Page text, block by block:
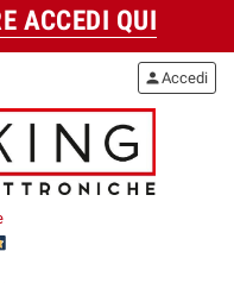
ACCEDI QUI
personAccedi